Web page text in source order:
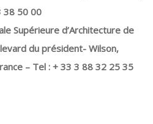
38 50 00
Supérieure d’Architecture de
du président- Wilson,
– Tel : + 33 3 88 32 25 35